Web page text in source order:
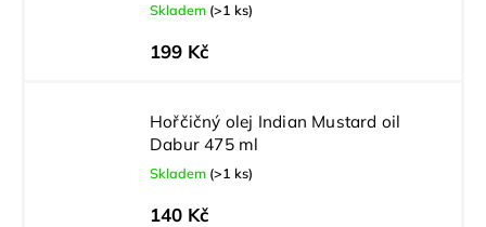
Skladem (>1 ks)
199 Kč
Hořčičný olej Indian Mustard oil
Dabur 475 ml
Skladem (>1 ks)
140 Kč